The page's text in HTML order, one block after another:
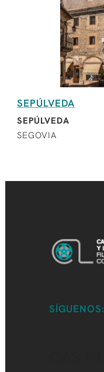
SEPÚLVEDA
SEPÚLVEDA
SEGOVIA
SÍGUENOS: